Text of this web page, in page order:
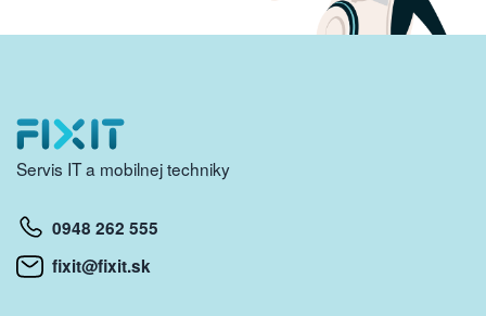
Servis IT a mobilnej techniky
0948 262 555
fixit@fixit.sk